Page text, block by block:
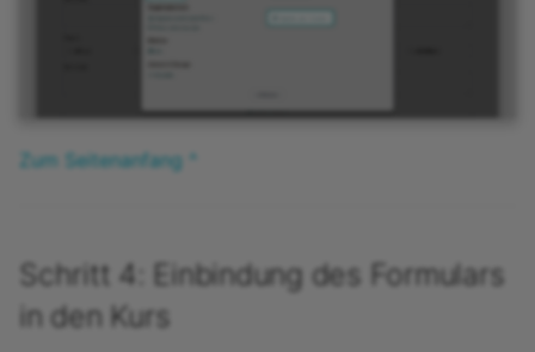
Zum Seitenanfang ^
Schritt 4: Einbindung des Formulars
in den Kurs